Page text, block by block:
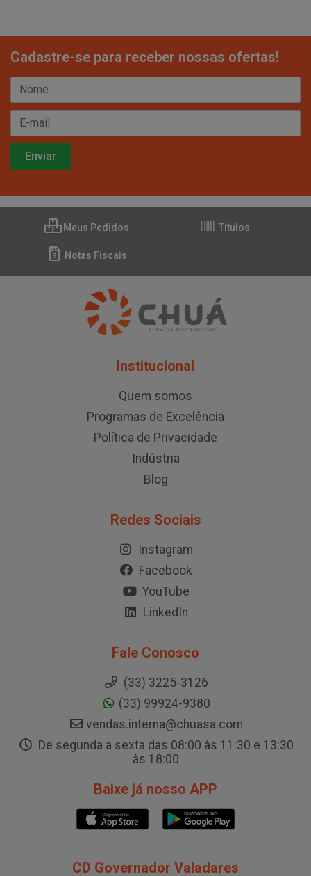
Cadastre-se para receber nossas ofertas!
Meus Pedidos Títulos
Notas Fiscais
Institucional
Quem somos
Programas de Excelência
Política de Privacidade
Indústria
Blog
Redes Sociais
Instagram
Facebook
YouTube
LinkedIn
Fale Conosco
(33) 3225-3126
(33) 99924-9380
vendas.interna@chuasa.com
De segunda a sexta das 08:00 às 11:30 e 13:30
às 18:00
Baixe já nosso APP
CD Governador Valadares